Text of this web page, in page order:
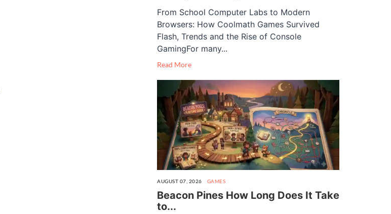
From School Computer Labs to Modern
Browsers: How Coolmath Games Survived
Flash, Trends and the Rise of Console
GamingFor many...
Read More
AUGUST 07, 2026 GAMES
Beacon Pines How Long Does It Take
to...